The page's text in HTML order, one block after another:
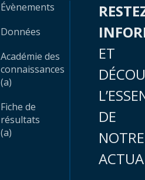
Évènements
Données
Académie des
connaissances
(a)
Fiche de
résultats
(a)
ET
DE
NOTRE